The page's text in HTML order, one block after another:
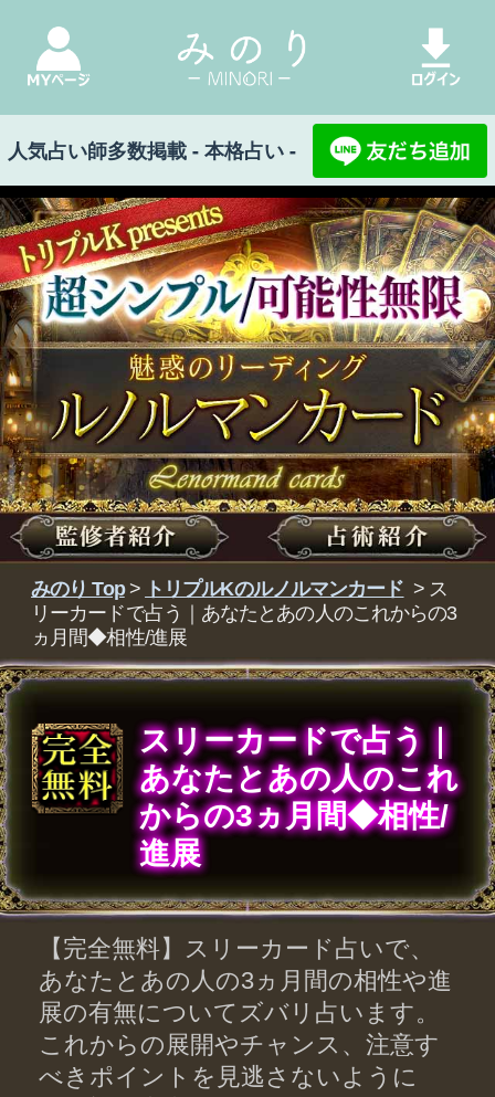
みのり Top>トリプルKのルノルマンカード > ス
リーカードで占う｜あなたとあの人のこれからの3
ヵ月間◆相性/進展
スリーカードで占う｜
あなたとあの人のこれ
からの3ヵ月間◆相性/
進展
【完全無料】スリーカード占いで、
展の有無についてズバリ占います。
これからの展開やチャンス、注意す
べきポイントを見逃さないように
し、望む未来をつかみ取りましょ
う。